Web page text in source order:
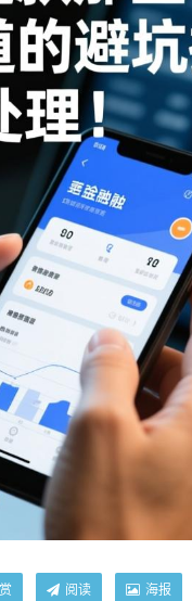
阅读 海报